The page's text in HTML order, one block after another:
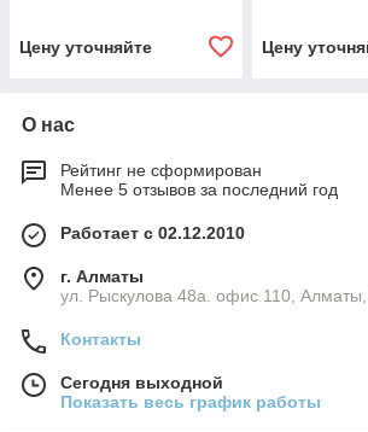
Цену уточняйте
Цену
О нас
Рейтинг не сформирован
Менее 5 отзывов за последний год
Работает с 02.12.2010
г. Алматы
ул. Рыскулова 48а. офис 110, Алматы,
Контакты
Сегодня выходной
Показать весь график работы